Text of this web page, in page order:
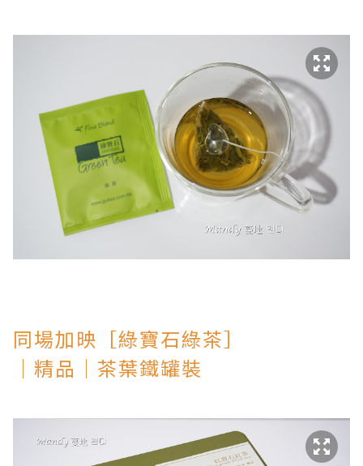
同場加映 ［綠寶石綠茶］
│精品│茶葉鐵罐裝